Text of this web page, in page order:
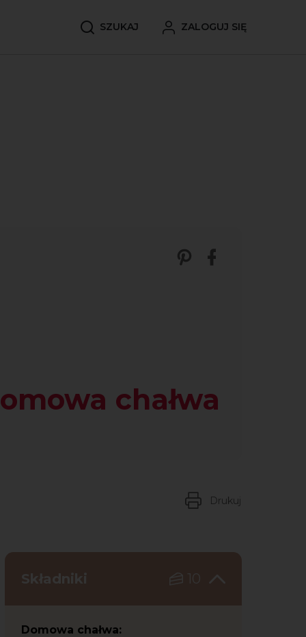
SZUKAJ ZALOGUJ SIĘ
chałwa
Zobacz nasze
Udostępnij
Drukuj
Składniki 10
Domowa chałwa: